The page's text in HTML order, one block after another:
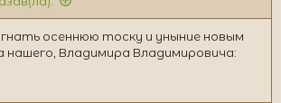
осеннюю тоску и уныние новым
Владимира Владимировича: